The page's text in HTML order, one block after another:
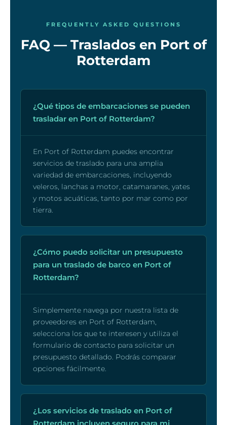
FREQUENTLY ASKED QUESTIONS
FAQ — Traslados en Port of
Rotterdam
¿Qué tipos de embarcaciones se pueden
trasladar en Port of Rotterdam?
En Port of Rotterdam puedes encontrar
servicios de traslado para una amplia
variedad de embarcaciones, incluyendo
veleros, lanchas a motor, catamaranes, yates
y motos acuáticas, tanto por mar como por
tierra.
¿Cómo puedo solicitar un presupuesto
para un traslado de barco en Port of
Rotterdam?
Simplemente navega por nuestra lista de
proveedores en Port of Rotterdam,
selecciona los que te interesen y utiliza el
formulario de contacto para solicitar un
presupuesto detallado. Podrás comparar
opciones fácilmente.
¿Los servicios de traslado en Port of